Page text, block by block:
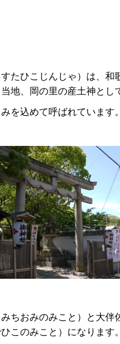
たひこじんじゃ）は、和
地、岡の里の産土神とし
を込めて呼ばれています。
ちおみのみこと）と大伴
このみこと）になります。